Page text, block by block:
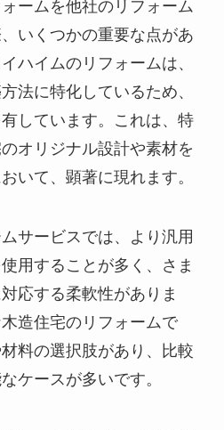
ームを他社のリフォーム
いくつかの重要な点があ
ハイムのリフォームは、
法に特化しているため、
しています。これは、特
オリジナル設計や素材を
いて、顕著に現れます。
サービスでは、より汎用
用することが多く、さま
応する柔軟性がありま
造住宅のリフォームで
料の選択肢があり、比較
ケースが多いです。